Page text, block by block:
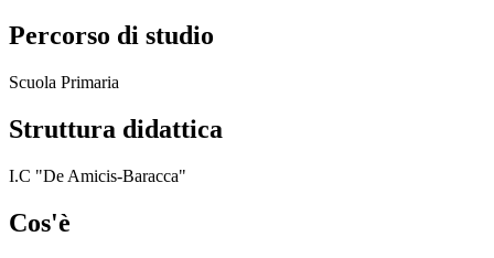
Percorso di studio
Scuola Primaria
Struttura didattica
I.C "De Amicis-Baracca"
Cos'è